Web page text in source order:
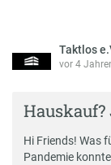
Taktlos
vor 4
Hi Friends! Was
Pandemie